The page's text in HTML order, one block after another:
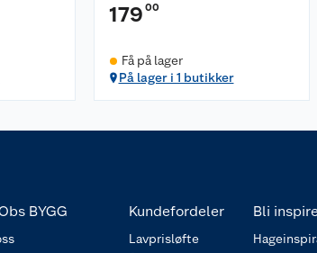
179 00
Få på lager
På lager i 1 butikker
BYGG Kundefordeler
Lavprisløfte
Bli